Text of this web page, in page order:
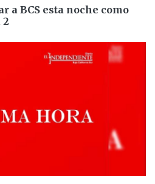
a BCS esta noche como
2